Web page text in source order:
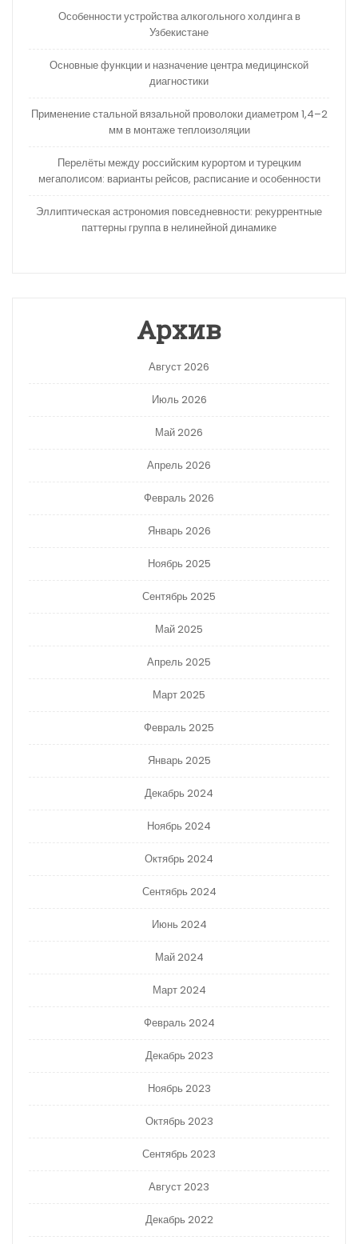
Особенности устройства алкогольного холдинга в
Узбекистане
Основные функции и назначение центра медицинской
диагностики
Применение стальной вязальной проволоки диаметром 1,4–2
мм в монтаже теплоизоляции
Перелёты между российским курортом и турецким
мегаполисом: варианты рейсов, расписание и особенности
Эллиптическая астрономия повседневности: рекуррентные
паттерны группа в нелинейной динамике
Архив
Август 2026
Июль 2026
Май 2026
Апрель 2026
Февраль 2026
Январь 2026
Ноябрь 2025
Сентябрь 2025
Май 2025
Апрель 2025
Март 2025
Февраль 2025
Январь 2025
Декабрь 2024
Ноябрь 2024
Октябрь 2024
Сентябрь 2024
Июнь 2024
Май 2024
Март 2024
Февраль 2024
Декабрь 2023
Ноябрь 2023
Октябрь 2023
Сентябрь 2023
Август 2023
Декабрь 2022